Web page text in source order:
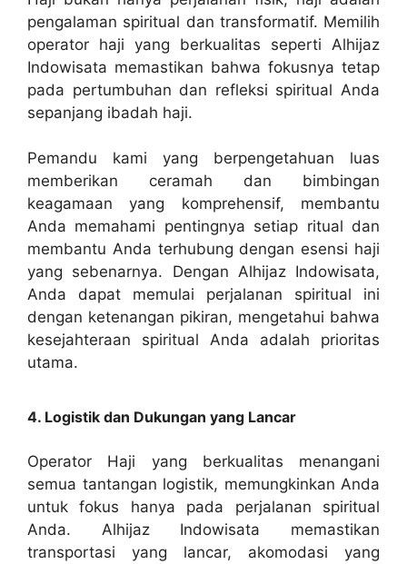
pengalaman spiritual dan transformatif. Memilih
operator haji yang berkualitas seperti Alhijaz
Indowisata memastikan bahwa fokusnya tetap
pada pertumbuhan dan refleksi spiritual Anda
sepanjang ibadah haji.
Pemandu kami yang berpengetahuan luas
memberikan ceramah dan bimbingan
keagamaan yang komprehensif, membantu
Anda memahami pentingnya setiap ritual dan
membantu Anda terhubung dengan esensi haji
yang sebenarnya. Dengan Alhijaz Indowisata,
Anda dapat memulai perjalanan spiritual ini
dengan ketenangan pikiran, mengetahui bahwa
kesejahteraan spiritual Anda adalah prioritas
utama.
4. Logistik dan Dukungan yang Lancar
Operator Haji yang berkualitas menangani
semua tantangan logistik, memungkinkan Anda
untuk fokus hanya pada perjalanan spiritual
Anda. Alhijaz Indowisata memastikan
transportasi yang lancar, akomodasi yang